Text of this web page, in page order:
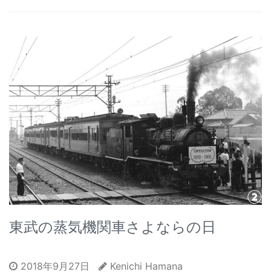
東武の蒸気機関車さよならの日
2018年9月27日
Kenichi Hamana